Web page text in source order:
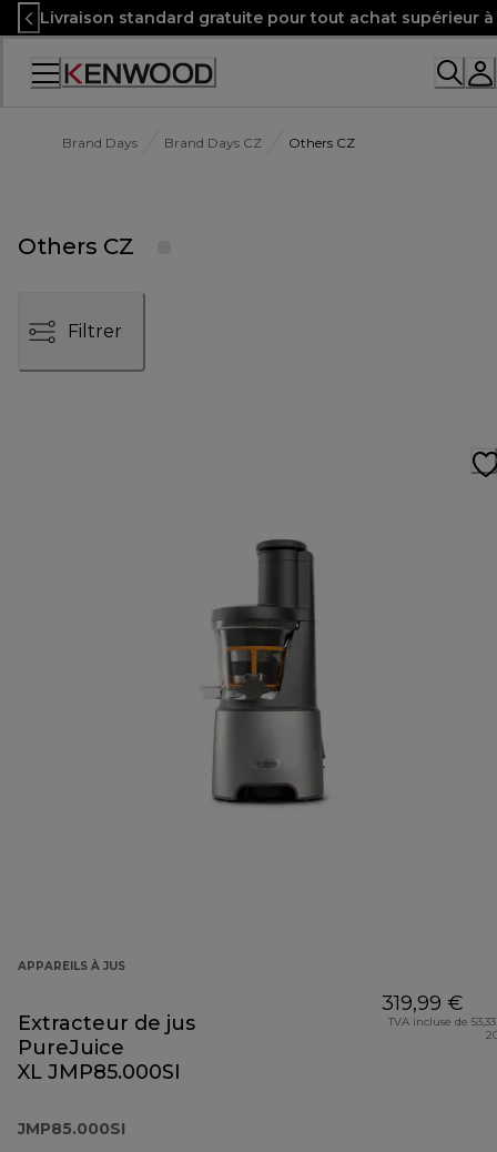
Skip
to
Content
Livraison standard gratuite pour tout achat supérieur
Brand Days Brand Days CZ Others CZ
Others CZ
Filtrer
APPAREILS À JUS
Extracteur de jus
PureJuice
XL JMP85.000SI
JMP85.000SI
319,99 €
TVA incluse de